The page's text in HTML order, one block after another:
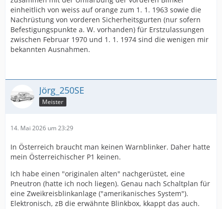
einheitlich von weiss auf orange zum 1. 1. 1963 sowie die
Nachrüstung von vorderen Sicherheitsgurten (nur sofern
Befestigungspunkte a. W. vorhanden) für Erstzulassungen
zwischen Februar 1970 und 1. 1. 1974 sind die wenigen mir
bekannten Ausnahmen.
Jörg_250SE
Meister
14. Mai 2026 um 23:29
In Österreich braucht man keinen Warnblinker. Daher hatte
mein Österreichischer P1 keinen.
Ich habe einen "originalen alten" nachgerüstet, eine
Pneutron (hatte ich noch liegen). Genau nach Schaltplan für
eine Zweikreisblinkanlage ("amerikanisches System").
Elektronisch, zB die erwähnte Blinkbox, kkappt das auch.